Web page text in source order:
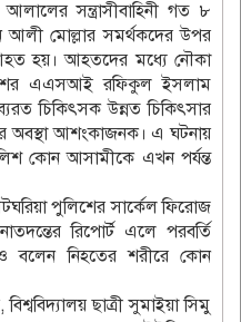
আলালের সন্ত্রাসীবাহিনী গত ৮
আলী মোল্লার সমর্থকদের উপর
হয়। আহতদের মধ্যে নৌকা
এএসআই রফিকুল ইসলাম
চিকিৎসক উন্নত চিকিৎসার
অবস্থা আশংকাজনক। এ ঘটনায়
কোন আসামীকে এখন পর্যন্ত
পুলিশের সার্কেল ফিরোজ
রিপোর্ট এলে পরবর্তি
বলেন নিহতের শরীরে কোন
ছাত্রী সুমাইয়া সিমু